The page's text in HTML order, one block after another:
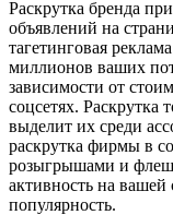
Раскрутка бренда
объявлений на
тагетинговая
миллионов ваших
зависимости от
соцсетях. Раскрутка
выделит их среди
раскрутка фирмы в
розыгрышами и
активность на
популярность.